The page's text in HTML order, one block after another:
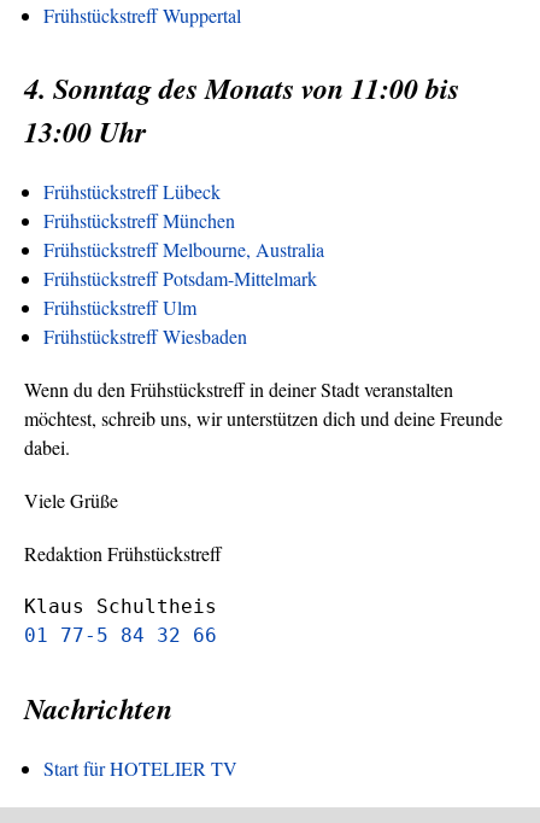
Frühstückstreff Wuppertal
4. Sonntag des Monats von 11:00 bis
13:00 Uhr
Frühstückstreff Lübeck
Frühstückstreff München
Frühstückstreff Melbourne, Australia
Frühstückstreff Potsdam-Mittelmark
Frühstückstreff Ulm
Frühstückstreff Wiesbaden
Wenn du den Frühstückstreff in deiner Stadt veranstalten
möchtest, schreib uns, wir unterstützen dich und deine Freunde
dabei.
Viele Grüße
Redaktion Frühstückstreff
Klaus Schultheis
01 77-5 84 32 66
Nachrichten
Start für HOTELIER TV